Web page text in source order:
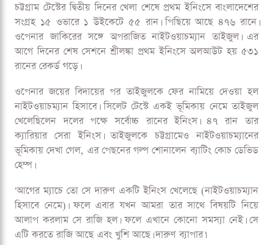
চট্টগ্রাম টেস্টের দ্বিতীয় দিনের খেলা শেষে প্রথম ইনিংসে বাংলাদেশের
সংগ্রহ ১৫ ওভারে ১ উইকেটে ৫৫ রান। পিছিয়ে আছে ৪৭৬ রানে।
ওপেনার জাকিরের সঙ্গে অপরাজিত নাইটওয়াচম্যান তাইজুল। এর
আগে দিনের শেষ সেশনে শ্রীলঙ্কা প্রথম ইনিংসে অলআউট হয় ৫৩১
রানের রেকর্ড গড়ে।
ওপেনার জয়ের বিদায়ের পর তাইজুলকে ফের নামিয়ে দেওয়া হল
নাইটওয়াচম্যান হিসাবে। সিলেট টেস্টে একই ভূমিকায় নেমে তাইজুল
খেলেছিলেন দলের পক্ষে সর্বোচ্চ রানের ইনিংস। ৪৭ রান তার
ক্যারিয়ার সেরা ইনিংস। তাইজুলকে চট্টগ্রামেও নাইটওয়াচম্যানের
ভূমিকায় দেখা গেল, এর পেছনের গল্প শোনালেন ব্যাটিং কোচ ডেভিড
হেম্প।
'আগের ম্যাচে তো সে দারুণ একটি ইনিংস খেলেছে (নাইটওয়াচম্যান
হিসাবে নেমে)। ফলে এবার যখন আমরা তার সাথে বিষয়টি নিয়ে
আলাপ করলাম সে রাজি হল। ফলে এখানে কোনো সমস্যা নেই। সে
এটি করতে রাজি আছে এবং খুশি আছে। দারুণ ব্যাপার।'